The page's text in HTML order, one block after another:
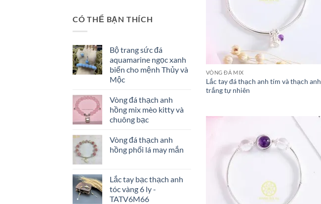
CÓ THỂ BẠN THÍCH
Bộ trang sức đá
aquamarine ngọc xanh
biển cho mệnh Thủy và
Mộc
Vòng đá thạch anh
hồng mix mèo kitty và
chuông bạc
Vòng đá thạch anh
hồng phối lá may mắn
Lắc tay bạc thạch anh
tóc vàng 6 ly -
TATV6M66
VÒNG ĐÁ MIX
Lắc tay đá thạch anh tím và thạch anh
trắng tự nhiên